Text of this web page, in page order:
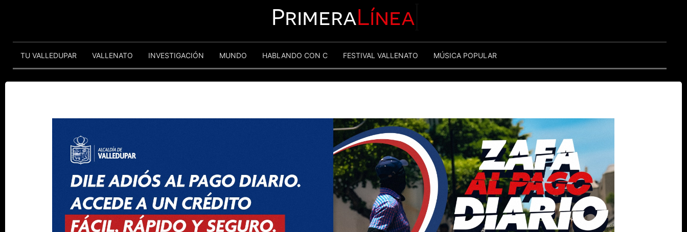
PrimeraLínea
TU VALLEDUPAR VALLENATO INVESTIGACIÓN MUNDO HABLANDO CON C FESTIVAL VALLENATO MÚSICA POPULAR